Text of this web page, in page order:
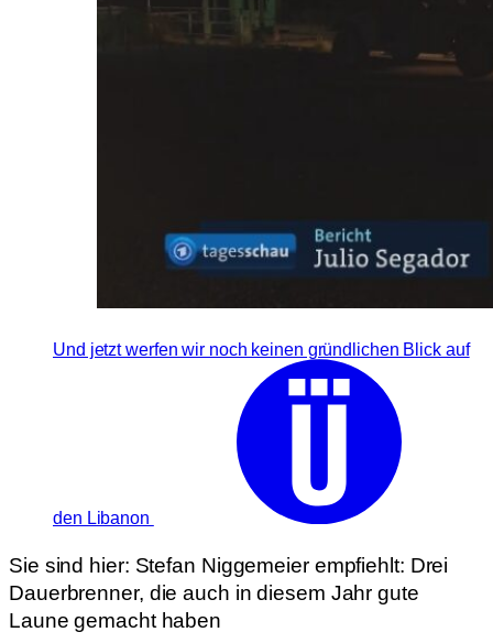
Und jetzt werfen wir noch keinen gründlichen Blick auf
den Libanon
Sie sind hier: Stefan Niggemeier empfiehlt: Drei
Dauerbrenner, die auch in diesem Jahr gute
Laune gemacht haben